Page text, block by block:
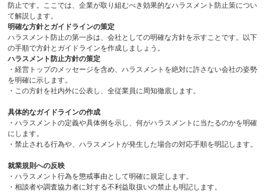
防止です。ここでは、企業が取り組むべき効果的なハラスメント防止策につい
て解説します。
明確な方針とガイドラインの策定
ハラスメント防止の第一歩は、会社としての明確な方針を示すことです。以下
の手順で方針とガイドラインを作成しましょう。
ハラスメント防止方針の策定
・経営トップのメッセージを含め、ハラスメントを絶対に許さない会社の姿勢
を明確に示します。
・この方針を社内外に公表し、全従業員に周知徹底します。
具体的なガイドラインの作成
・ハラスメントの定義や具体例を示し、何がハラスメントに当たるのかを明確
にします。
・禁止される行為や、ハラスメントが発生した場合の対応手順を明記します。
就業規則への反映
・ハラスメント行為を懲戒事由として明確に規定します。
・相談者や調査協力者に対する不利益取扱いの禁止も明記します。